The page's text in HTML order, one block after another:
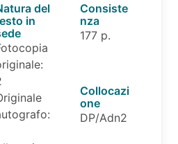
del
in
Consiste
nza
177 p.
Collocazi
one
DP/Adn2